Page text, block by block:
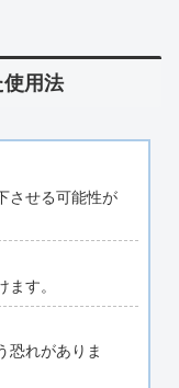
使用法
させる可能性が
す。
恐れがありま